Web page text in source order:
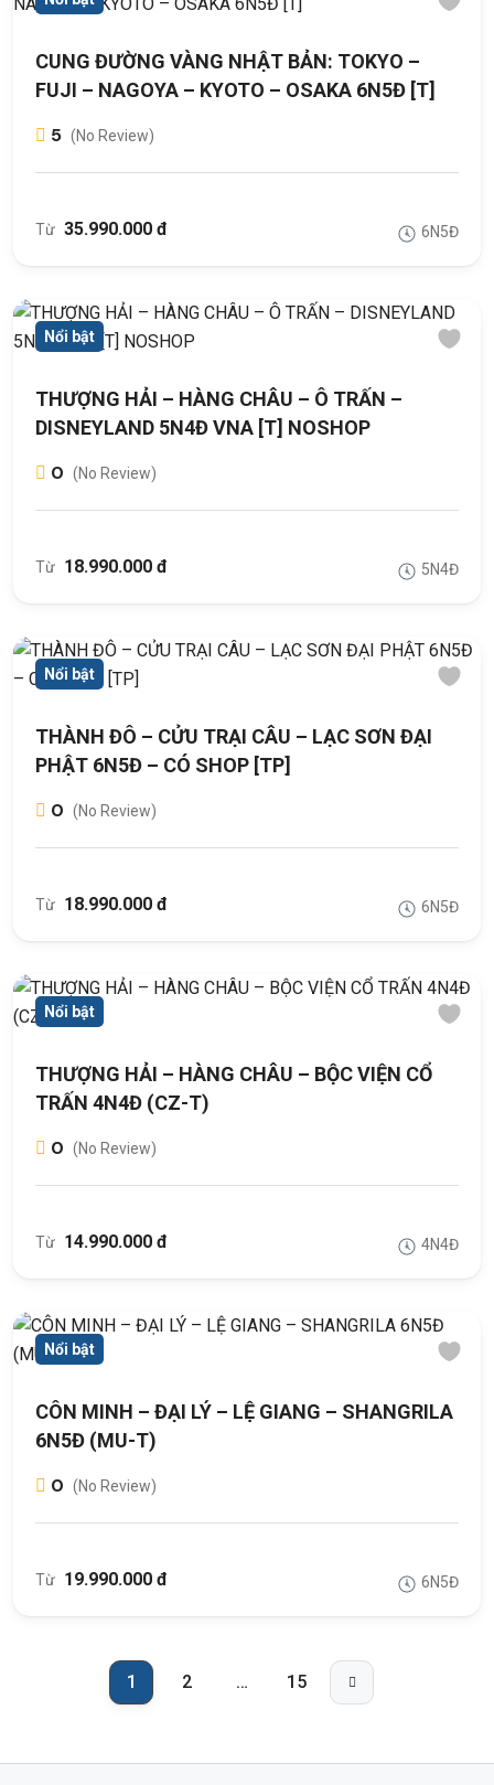
CUNG ĐƯỜNG VÀNG NHẬT BẢN: TOKYO –
FUJI – NAGOYA – KYOTO – OSAKA 6N5Đ [T]
5 (No Review)
Từ 35.990.000 đ 6N5Đ
Nổi bật
THƯỢNG HẢI – HÀNG CHÂU – Ô TRẤN –
DISNEYLAND 5N4Đ VNA [T] NOSHOP
0 (No Review)
Từ 18.990.000 đ 5N4Đ
Nổi bật
THÀNH ĐÔ – CỬU TRẠI CÂU – LẠC SƠN ĐẠI
PHẬT 6N5Đ – CÓ SHOP [TP]
0 (No Review)
Từ 18.990.000 đ 6N5Đ
Nổi bật
THƯỢNG HẢI – HÀNG CHÂU – BỘC VIỆN CỔ
TRẤN 4N4Đ (CZ-T)
0 (No Review)
Từ 14.990.000 đ 4N4Đ
Nổi bật
CÔN MINH – ĐẠI LÝ – LỆ GIANG – SHANGRILA
6N5Đ (MU-T)
0 (No Review)
Từ 19.990.000 đ 6N5Đ
1 2 … 15